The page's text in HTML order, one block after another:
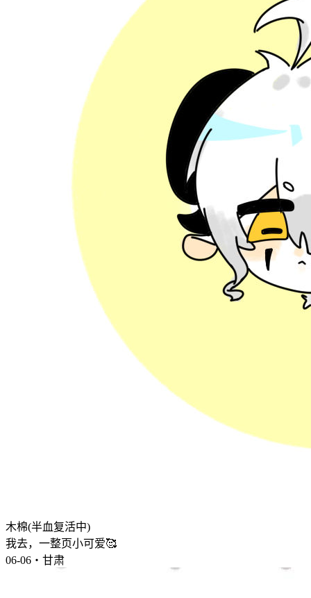
木棉(半血复活中)
我去，一整页小可爱🥰
06-06・甘肃